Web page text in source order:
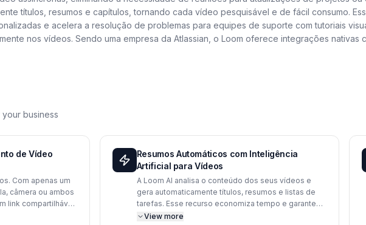
títulos, resumos e capítulos, tornando cada vídeo pesquisável e de fácil consumo.
e acelera a resolução de problemas para equipes de suporte com tutoriais
nos vídeos. Sendo uma empresa da Atlassian, o Loom oferece integrações nativas
se consolida como uma ferramenta indispensável para a moderna
business
de Vídeo
Com apenas um
câmera ou ambos
link compartilhável
para ser
Resumos Automáticos com Inteligência
Artificial para Vídeos
A Loom AI analisa o conteúdo dos seus vídeos e
gera automaticamente títulos, resumos e listas de
tarefas. Esse recurso economiza tempo e garante
que os destinatários compreendam rapidamente os
View more